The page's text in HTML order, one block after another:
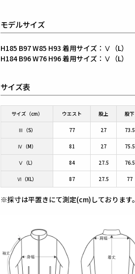
モデルサイズ
H185 B97 W85 H93 着用サイズ：Ⅴ（L）
H184 B96 W76 H96 着用サイズ：Ⅴ（L）
サイズ表
サイズ（cm） ウエスト 股上 股下
Ⅲ（S） 77 27 73.5
Ⅳ（M） 81 27 75.5
Ⅴ（L） 84 27.5 76.5
Ⅵ（XL） 87 27.5 77
※採寸は平置きにて測定(cm)しております。